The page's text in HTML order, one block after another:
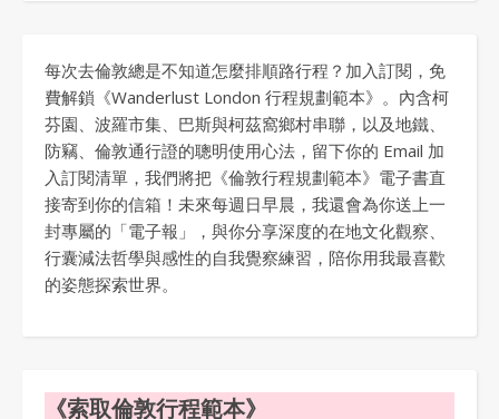
每次去倫敦總是不知道怎麼排順路行程？加入訂閱，免
費解鎖《Wanderlust London 行程規劃範本》。內含柯
芬園、波羅市集、巴斯與柯茲窩鄉村串聯，以及地鐵、
防竊、倫敦通行證的聰明使用心法，留下你的 Email 加
入訂閱清單，我們將把《倫敦行程規劃範本》電子書直
接寄到你的信箱！未來每週日早晨，我還會為你送上一
封專屬的「電子報」，與你分享深度的在地文化觀察、
行囊減法哲學與感性的自我覺察練習，陪你用我最喜歡
的姿態探索世界。
《索取倫敦行程範本》